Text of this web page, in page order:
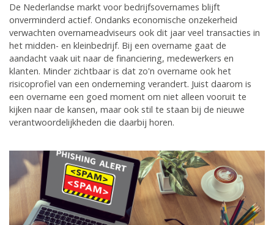
De Nederlandse markt voor bedrijfsovernames blijft
onverminderd actief. Ondanks economische onzekerheid
verwachten overnameadviseurs ook dit jaar veel transacties in
het midden- en kleinbedrijf. Bij een overname gaat de
aandacht vaak uit naar de financiering, medewerkers en
klanten. Minder zichtbaar is dat zo'n overname ook het
risicoprofiel van een onderneming verandert. Juist daarom is
een overname een goed moment om niet alleen vooruit te
kijken naar de kansen, maar ook stil te staan bij de nieuwe
verantwoordelijkheden die daarbij horen.